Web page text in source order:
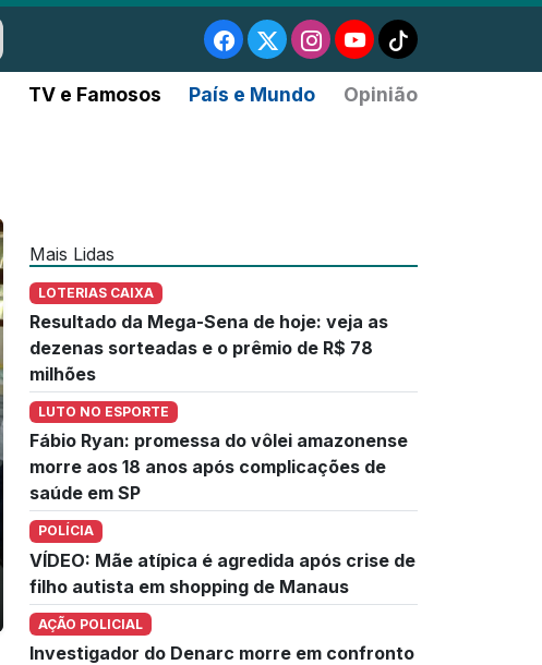
TV e Famosos País e Mundo Opinião
Mais Lidas
LOTERIAS CAIXA
Resultado da Mega-Sena de hoje: veja as
dezenas sorteadas e o prêmio de R$ 78
milhões
LUTO NO ESPORTE
Fábio Ryan: promessa do vôlei amazonense
morre aos 18 anos após complicações de
saúde em SP
POLÍCIA
VÍDEO: Mãe atípica é agredida após crise de
filho autista em shopping de Manaus
AÇÃO POLICIAL
Investigador do Denarc morre em confronto